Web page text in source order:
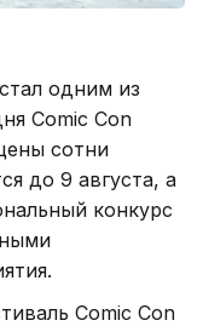
одним из
Comic Con
сотни
до 9 августа, а
конкурс
Comic Con